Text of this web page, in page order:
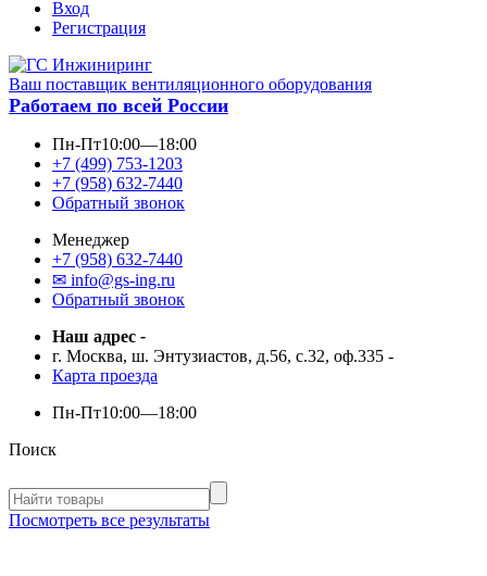
Вход
Регистрация
Ваш поставщик вентиляционного оборудования
Работаем по всей России
Пн-Пт10:00—18:00
+7 (499) 753-1203
+7 (958) 632-7440
Обратный звонок
Менеджер
+7 (958) 632-7440
✉ info@gs-ing.ru
Обратный звонок
Наш адрес -
г. Москва, ш. Энтузиастов, д.56, с.32, оф.335 -
Карта проезда
Пн-Пт10:00—18:00
Поиск
Посмотреть все результаты